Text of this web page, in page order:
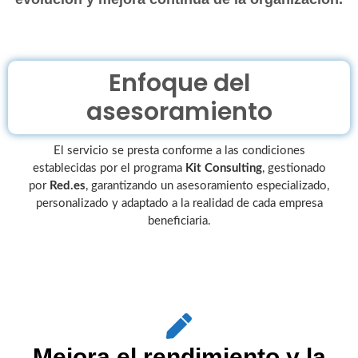
Enfoque del
asesoramiento
El servicio se presta conforme a las condiciones
establecidas por el programa Kit Consulting, gestionado
por Red.es, garantizando un asesoramiento especializado,
personalizado y adaptado a la realidad de cada empresa
beneficiaria.